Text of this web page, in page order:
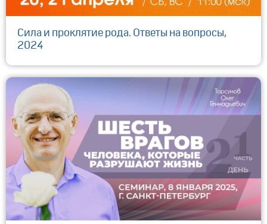
Сила и проклятие рода. Ответы на вопросы,
2024